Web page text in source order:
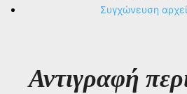
Συγχώνευση
Αντιγραφή